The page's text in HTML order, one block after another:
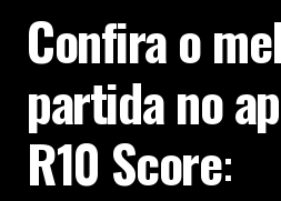
Confira o
partida no
R10 Score: